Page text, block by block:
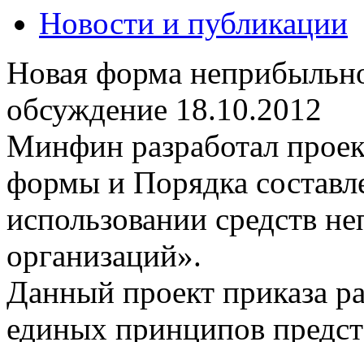
Новости и публикации
Новая форма
обсуждение 18.10.2012
Минфин разработал
формы и Порядка
использовании средств
организаций».
Данный проект приказа
единых принципов